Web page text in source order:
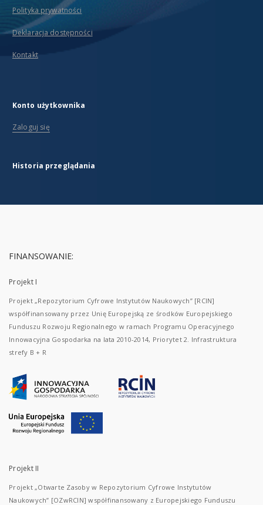
Polityka prywatności
Deklaracja dostępności
Kontakt
Konto użytkownika
Zaloguj się
Historia przeglądania
FINANSOWANIE:
Projekt I
Projekt „Repozytorium Cyfrowe Instytutów Naukowych” [RCIN]
współfinansowany przez Unię Europejską ze środków Europejskiego
Funduszu Rozwoju Regionalnego w ramach Programu Operacyjnego
Innowacyjna Gospodarka na lata 2010-2014, Priorytet 2. Infrastruktura
strefy B + R
Projekt II
Projekt „Otwarte Zasoby w Repozytorium Cyfrowe Instytutów
Naukowych” [OZwRCIN] współfinansowany z Europejskiego Funduszu